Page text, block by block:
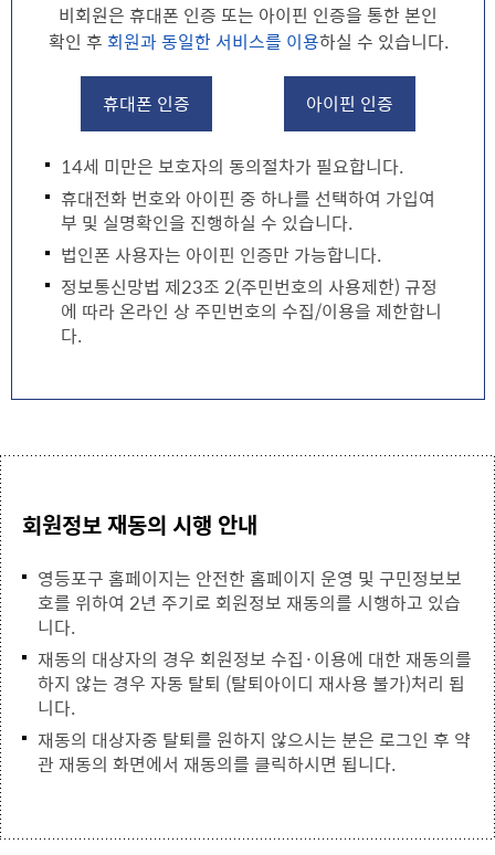
비회원은 휴대폰 인증 또는 아이핀 인증을 통한 본인
확인 후 회원과 동일한 서비스를 이용하실 수 있습니다.
휴대폰 인증 아이핀 인증
14세 미만은 보호자의 동의절차가 필요합니다.
휴대전화 번호와 아이핀 중 하나를 선택하여 가입여
부 및 실명확인을 진행하실 수 있습니다.
법인폰 사용자는 아이핀 인증만 가능합니다.
정보통신망법 제23조 2(주민번호의 사용제한) 규정
에 따라 온라인 상 주민번호의 수집/이용을 제한합니
다.
회원정보 재동의 시행 안내
영등포구 홈페이지는 안전한 홈페이지 운영 및 구민정보보
호를 위하여 2년 주기로 회원정보 재동의를 시행하고 있습
니다.
재동의 대상자의 경우 회원정보 수집·이용에 대한 재동의를
하지 않는 경우 자동 탈퇴 (탈퇴아이디 재사용 불가)처리 됩
니다.
재동의 대상자중 탈퇴를 원하지 않으시는 분은 로그인 후 약
관 재동의 화면에서 재동의를 클릭하시면 됩니다.